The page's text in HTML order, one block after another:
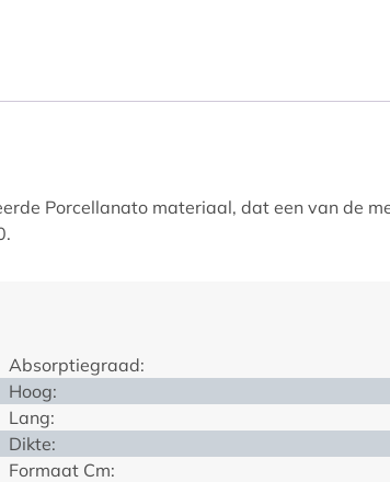
Porcellanato materiaal, dat een van de
Absorptiegraad:
Hoog:
Lang:
Dikte:
Formaat Cm: